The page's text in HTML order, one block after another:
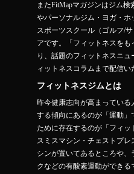
またFitMapマガジンはジム
やパーソナルジム・ヨガ・ホ
スポーツスクール（ゴルフ/
アです。「フィットネスを
り、話題のフィットネスニ
ィットネスコラムまで配信い
フィットネスジムとは
昨今健康志向が高まってい
する傾向にあるのが「運動
ために存在するのが「フィッ
スミスマシン・チェストプ
シンが置いてあるところや
クなどの有酸素運動ができ